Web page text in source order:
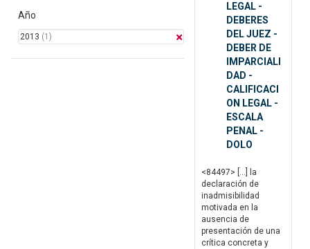
Año
2013 (1)
LEGAL -
DEBERES
DEL JUEZ -
DEBER DE
IMPARCIALI
DAD -
CALIFICACI
ON LEGAL -
ESCALA
PENAL -
DOLO
<84497> […] la
declaración de
inadmisibilidad
motivada en la
ausencia de
presentación de una
crítica concreta y